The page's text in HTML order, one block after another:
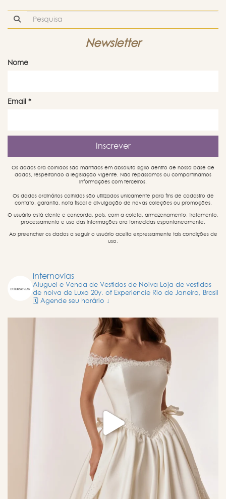
Newsletter
Nome
Email *
Os dados ora colhidos são mantidos em absoluto sigilo dentro de nossa base de
dados, respeitando a legislação vigente. Não repassamos ou compartilhamos
informações com terceiros.
Os dados ordinários colhidos são utilizados unicamente para fins de cadastro de
contato, garantia, nota fiscal e divulgação de novas coleções ou promoções.
O usuário está ciente e concorda, pois, com a coleta, armazenamento, tratamento,
processamento e uso das informações ora fornecidas espontaneamente.
Ao preencher os dados a seguir o usuário aceita expressamente tais condições de
uso.
internovias
Aluguel e Venda de Vestidos de Noiva Loja de vestidos
de noiva de Luxo 20y. of Experiencie Rio de Janeiro, Brasil
🗓️ Agende seu horário ↓